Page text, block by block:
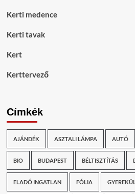
Kerti medence
Kerti tavak
Kert
Kerttervező
Címkék
AJÁNDÉK ASZTALI LÁMPA AUTÓ
BIO BUDAPEST BÉLTISZTÍTÁS
ELADÓ INGATLAN FÓLIA